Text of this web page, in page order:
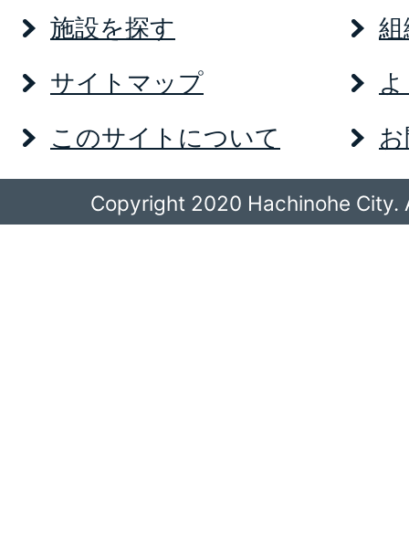
施設を探す
サイトマップ
このサイトについて
Copyright 2020 Hachinohe City.